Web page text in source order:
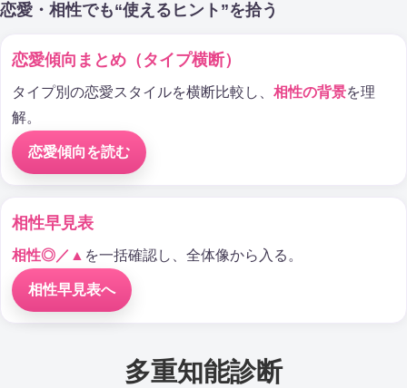
恋愛・相性でも“使えるヒント”を拾う
恋愛傾向まとめ（タイプ横断）
タイプ別の恋愛スタイルを横断比較し、 相性の背景を理
解。
恋愛傾向を読む
相性早見表
相性◎／▲ を一括確認し、全体像から入る。
相性早見表へ
多重知能診断